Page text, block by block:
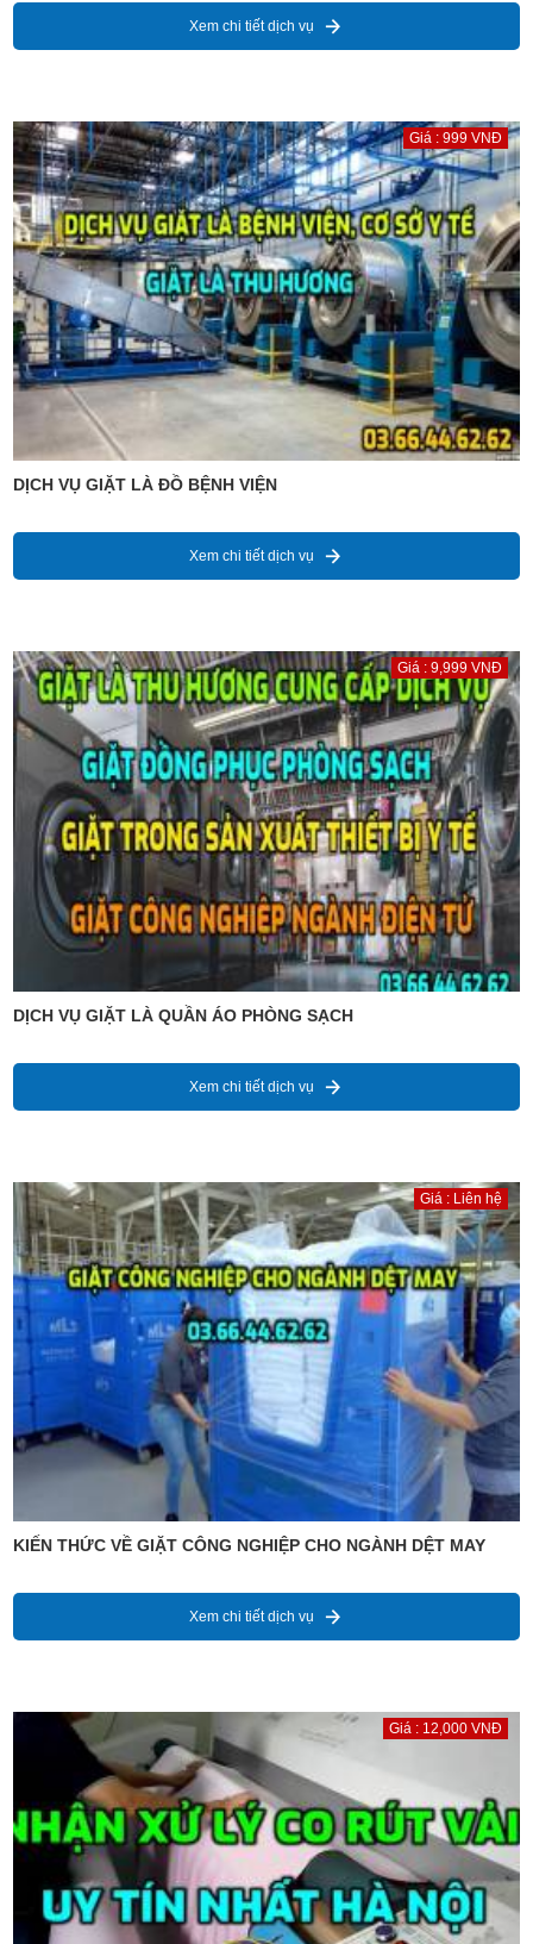
Xem chi tiết dịch vụ
Giá : 999 VNĐ
DỊCH VỤ GIẶT LÀ ĐỒ BỆNH VIỆN
Xem chi tiết dịch vụ
Giá : 9,999 VNĐ
DỊCH VỤ GIẶT LÀ QUẦN ÁO PHÒNG SẠCH
Xem chi tiết dịch vụ
Giá : Liên hệ
KIẾN THỨC VỀ GIẶT CÔNG NGHIỆP CHO NGÀNH DỆT MAY
Xem chi tiết dịch vụ
Giá : 12,000 VNĐ